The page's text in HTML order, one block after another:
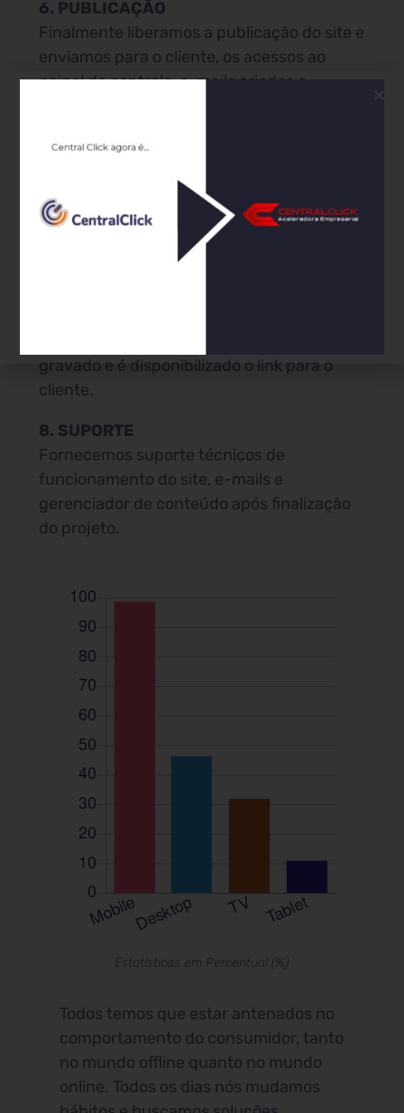
6. PUBLICAÇÃO
Finalmente liberamos a publicação do site e
enviamos para o cliente, os acessos ao
painel de controle, e-mails criados e
Nossa equipe entrará em contato para
agendar uma data para o treinamento
online de operação do painel. É um
treinamento rápido sobre as
gravado e é disponibilizado o link para o
cliente.
8. SUPORTE
Fornecemos suporte técnicos de
funcionamento do site, e-mails e
gerenciador de conteúdo após finalização
do projeto.
Estatísticas em Percentual (%)
Todos temos que estar antenados no
comportamento do consumidor, tanto
no mundo offline quanto no mundo
online. Todos os dias nós mudamos